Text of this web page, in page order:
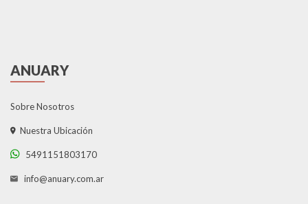
ANUARY
Sobre Nosotros
Nuestra Ubicación
5491151803170
info@anuary.com.ar